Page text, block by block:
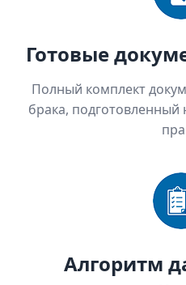
Готовые
Полный комплект
брака,
Алгоритм